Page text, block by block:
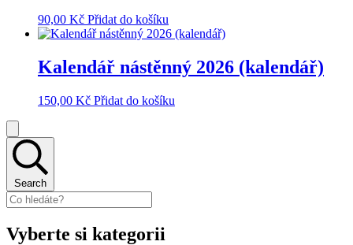
90,00 Kč Přidat do košíku
Kalendář nástěnný 2026 (kalendář)
150,00 Kč Přidat do košíku
Search
Vyberte si kategorii